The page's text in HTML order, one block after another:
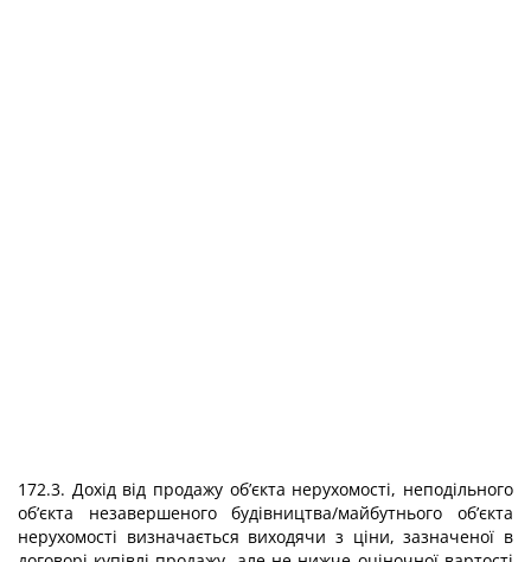
172.3. Дохід від продажу об’єкта нерухомості, неподільного
об’єкта незавершеного будівництва/майбутнього об’єкта
нерухомості визначається виходячи з ціни, зазначеної в